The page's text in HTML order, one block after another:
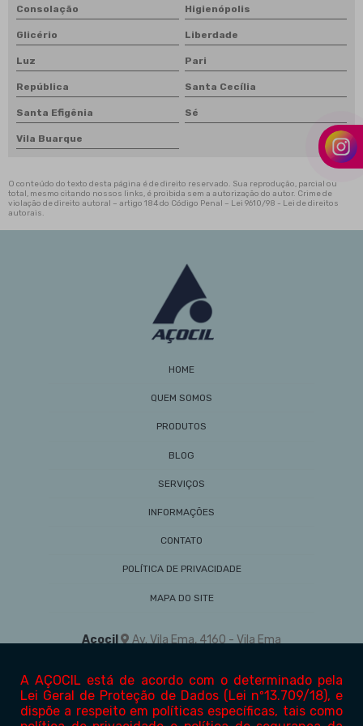
Consolação Higienópolis
Glicério Liberdade
Luz Pari
República Santa Cecília
Santa Efigênia Sé
Vila Buarque
O conteúdo do texto desta página é de direito reservado. Sua reprodução, parcial ou
total, mesmo citando nossos links, é proibida sem a autorização do autor. Crime de
violação de direito autoral – artigo 184 do Código Penal – Lei 9610/98 - Lei de direitos
autorais.
HOME
QUEM SOMOS
PRODUTOS
BLOG
SERVIÇOS
INFORMAÇÕES
CONTATO
POLÍTICA DE PRIVACIDADE
MAPA DO SITE
Açocil
Av. Vila Ema, 4160 - Vila Ema